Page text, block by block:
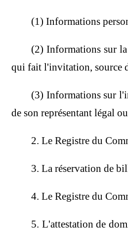
(1) Informations
(2) Informations sur
qui fait l'invitation, source
(3) Informations sur
de son représentant légal
2. Le Registre du
3. La réservation de
4. Le Registre du
5. L'attestation de